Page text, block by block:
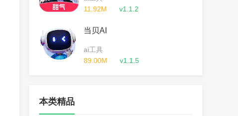
11.92M
v1.1.2
当贝AI
ai工具
89.00M
v1.1.5
本类精品